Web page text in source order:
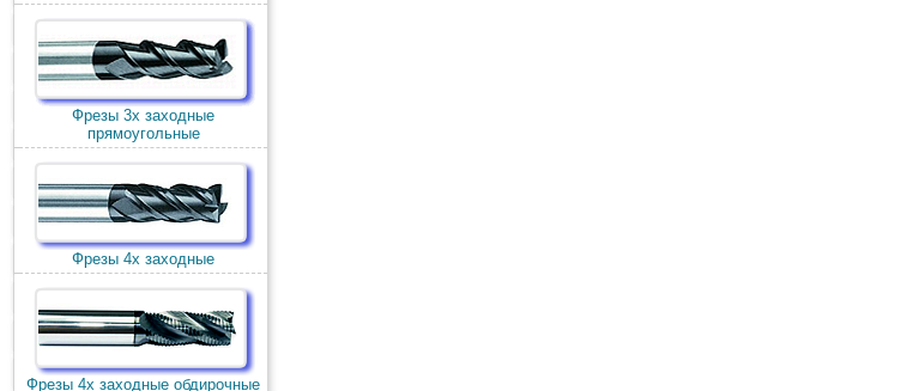
Фрезы 3х заходные
прямоугольные
Фрезы 4х заходные
Фрезы 4х заходные обдирочные